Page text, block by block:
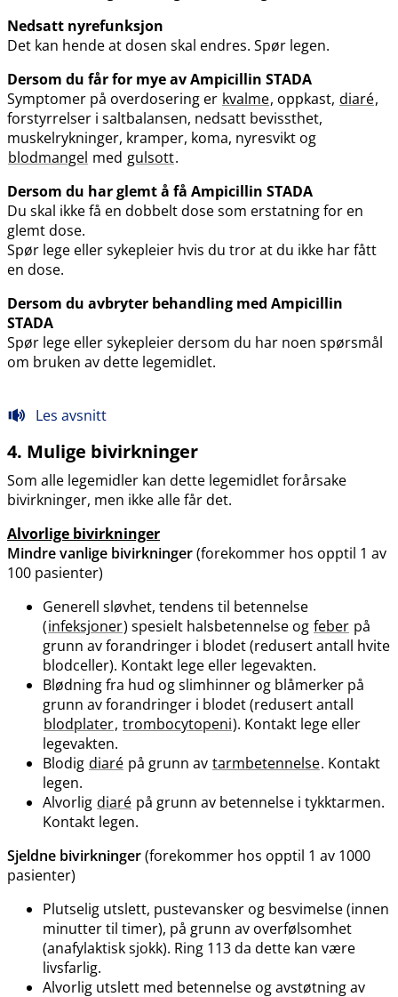
Nedsatt nyrefunksjon
Det kan hende at dosen skal endres. Spør legen.
Dersom du får for mye av Ampicillin STADA
Symptomer på overdosering er kvalme, oppkast, diaré,
forstyrrelser i saltbalansen, nedsatt bevissthet,
muskelrykninger, kramper, koma, nyresvikt og
blodmangel med gulsott.
Dersom du har glemt å få Ampicillin STADA
Du skal ikke få en dobbelt dose som erstatning for en
glemt dose.
Spør lege eller sykepleier hvis du tror at du ikke har fått
en dose.
Dersom du avbryter behandling med Ampicillin
STADA
Spør lege eller sykepleier dersom du har noen spørsmål
om bruken av dette legemidlet.
Les avsnitt
4. Mulige bivirkninger
Som alle legemidler kan dette legemidlet forårsake
bivirkninger, men ikke alle får det.
Alvorlige bivirkninger
Mindre vanlige bivirkninger(forekommer hos opptil 1 av
100 pasienter)
Generell sløvhet, tendens til betennelse
(infeksjoner) spesielt halsbetennelse og feber på
grunn av forandringer i blodet (redusert antall hvite
blodceller). Kontakt lege eller legevakten.
Blødning fra hud og slimhinner og blåmerker på
grunn av forandringer i blodet (redusert antall
blodplater, trombocytopeni). Kontakt lege eller
legevakten.
Blodig diaré på grunn av tarmbetennelse. Kontakt
legen.
Alvorlig diaré på grunn av betennelse i tykktarmen.
Kontakt legen.
Sjeldne bivirkninger(forekommer hos opptil 1 av 1000
pasienter)
Plutselig utslett, pustevansker og besvimelse (innen
minutter til timer), på grunn av overfølsomhet
(anafylaktisk sjokk). Ring 113 da dette kan være
livsfarlig.
Alvorlig utslett med betennelse og avstøtning av